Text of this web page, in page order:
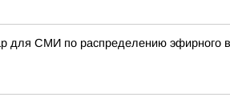
для СМИ по распределению эфирного